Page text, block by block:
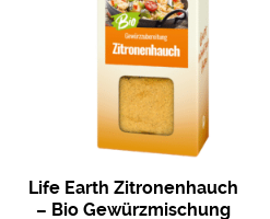
Life Earth Zitronenhauch
– Bio Gewürzmischung